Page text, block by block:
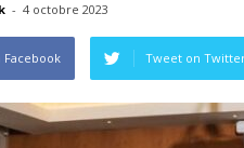
- 4 octobre 2023
Facebook Tweet on